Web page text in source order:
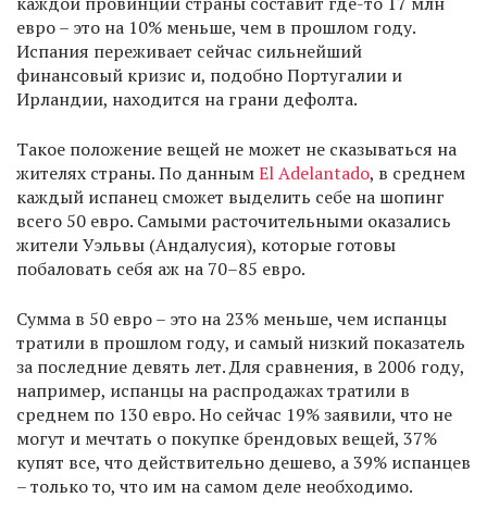
евро – это на 10% меньше, чем в прошлом году.
Испания переживает сейчас сильнейший
финансовый кризис и, подобно Португалии и
Ирландии, находится на грани дефолта.
Такое положение вещей не может не сказываться на
жителях страны. По даннымEl Adelantado, в среднем
каждый испанец сможет выделить себе на шопинг
всего 50 евро. Самыми расточительными оказались
жители Уэльвы (Андалусия), которые готовы
побаловать себя аж на 70–85 евро.
Сумма в 50 евро – это на 23% меньше, чем испанцы
тратили в прошлом году, и самый низкий показатель
за последние девять лет. Для сравнения, в 2006 году,
например, испанцы на распродажах тратили в
среднем по 130 евро. Но сейчас 19% заявили, что не
могут и мечтать о покупке брендовых вещей, 37%
купят все, что действительно дешево, а 39% испанцев
– только то, что им на самом деле необходимо.